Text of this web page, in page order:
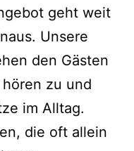
geht weit
Unsere
den Gästen
zu und
im Alltag.
die oft allein